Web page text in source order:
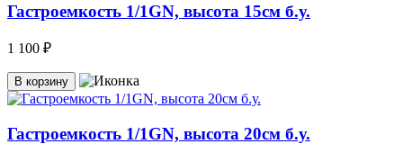
Гастроемкость 1/1GN, высота 15см б.у.
1 100 ₽
В корзину
Гастроемкость 1/1GN, высота 20см б.у.